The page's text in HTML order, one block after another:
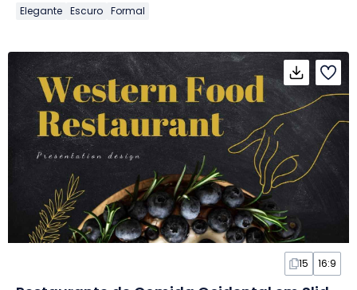
Elegante Escuro Formal
15 16:9